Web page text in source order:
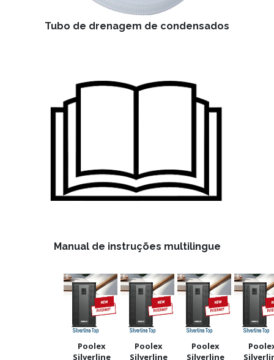
Tubo de drenagem de condensados
Manual de instruções multilingue
Poolex
Silverline
Poolex
Silverline
Poolex
Silverline